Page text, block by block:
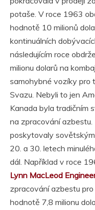
potaše. V roce 1963
hodnotě 10 milionů
kontinuálních
následujícím roce
milionu dolarů na
samohybné vozíky pro
Svazu. Nebyli to jen
Kanada byla tradičním
na zpracování
poskytovaly
20. a 30. letech
dál. Například v roce
Lynn MacLeod
zpracování azbestu
hodnotě 7,8 milionu